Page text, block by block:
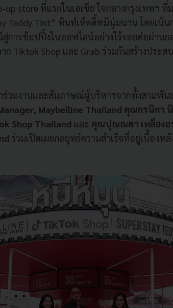
up store ที่แรกในเอเชีย ใจกลางกรุงเทพฯ
Teddy Tint” ทินท์เท็ดดี้หมีนุ่มนาน โดยเน้น
การช้อปปิ้งในออฟไลน์อย่างไร้รอยต่อผ่านก
ก Tiktok Shop และ Grab ร่วมกันสร้างประ
ร่วมงานและสัมภาษณ์ผู้บริหารจากทั้งสามพัน
Maybelline Thailand คุณกรนิกา
Shop Thailand และ คุณปุณณดา เหลืองอ
ร่วมเปิดเผยกลยุทธ์ความสำเร็จที่อยู่เบื้องห